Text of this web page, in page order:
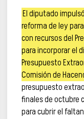
El diputado
reforma de ley
con recursos del
para incorporar el
Presupuesto
Comisión de
presupuesto
finales de octubre
para cubrir el